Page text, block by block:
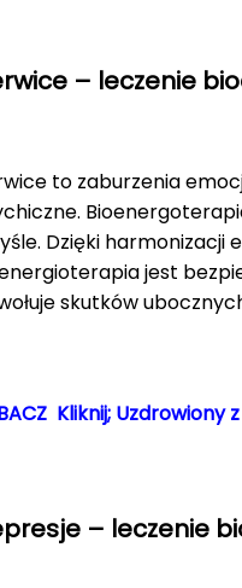
– leczenie
to zaburzenia
Dzięki harmonizacji
jest
skutków
Kliknij;
– leczenie